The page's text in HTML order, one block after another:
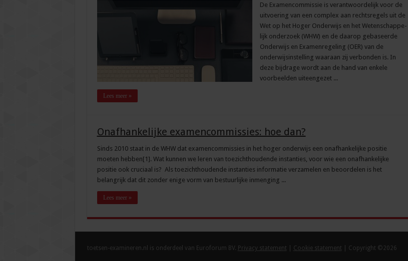
De Examencommissie is verantwoordelijk voor de
uitvoering van een complex aan rechtsregels uit de
Wet op het Hoger Onderwijs en het Wetenschappe­
lijk onderzoek (WHW) en de daarop gebaseerde
On­derwijs en Examenregeling (OER) van de
onderwijs­instelling waaraan zij verbonden is. In
deze bijdrage wordt aan de hand van enkele
voorbeelden uiteen­gezet ...
Lees meer »
Onafhankelijke examencommissies: hoe dan?
Sinds 2010 staat in de WHW dat examencommissies in het hoger onderwijs een onafhankelijke positie
moeten hebben[1]. Wat kunnen we leren van toezichthoudende instanties, voor wie een onafhankelijke
positie ook cruciaal is? Als toezichthoudende instanties informatie verzamelen en beoordelen is het
belangrijk dat dit zonder enige vorm van bestuurlijke inmenging ...
Lees meer »
toetsen-examineren.nl is onderdeel van Euroforum BV. Privacy statement Cookie statement | Copyright ©2026